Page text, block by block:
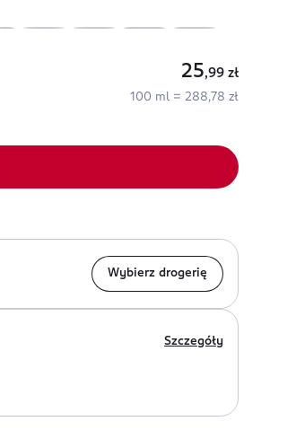
25,99 zł
100 ml = 288,78 zł
Wybierz drogerię
Szczegóły